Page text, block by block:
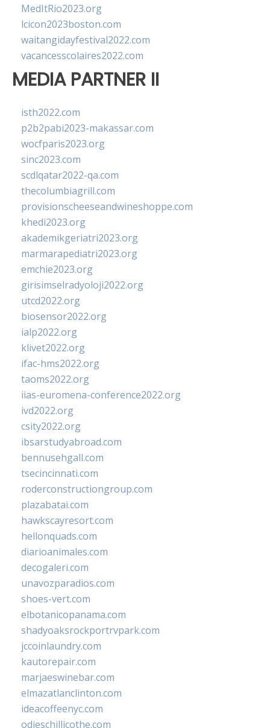
MedItRio2023.org
lcicon2023boston.com
waitangidayfestival2022.com
vacancesscolaires2022.com
MEDIA PARTNER II
isth2022.com
p2b2pabi2023-makassar.com
wocfparis2023.org
sinc2023.com
scdlqatar2022-qa.com
thecolumbiagrill.com
provisionscheeseandwineshoppe.com
khedi2023.org
akademikgeriatri2023.org
marmarapediatri2023.org
emchie2023.org
girisimselradyoloji2022.org
utcd2022.org
biosensor2022.org
ialp2022.org
klivet2022.org
ifac-hms2022.org
taoms2022.org
iias-euromena-conference2022.org
ivd2022.org
csity2022.org
ibsarstudyabroad.com
bennusehgall.com
tsecincinnati.com
roderconstructiongroup.com
plazabatai.com
hawkscayresort.com
hellonquads.com
diarioanimales.com
decogaleri.com
unavozparadios.com
shoes-vert.com
elbotanicopanama.com
shadyoaksrockportrvpark.com
jccoinlaundry.com
kautorepair.com
marjaeswinebar.com
elmazatlanclinton.com
ideacoffeenyc.com
odieschillicothe.com